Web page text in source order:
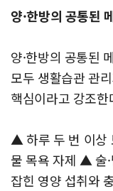
양·한방의 공통된
양·한방의 공통된
모두 생활습관 관
핵심이라고 강조한
▲ 하루 두 번 이상
물 목욕 자제 ▲ 술
잡힌 영양 섭취와